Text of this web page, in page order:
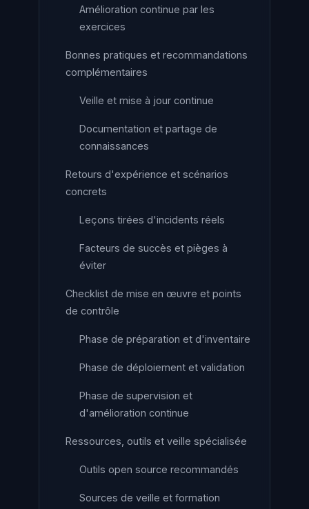
Amélioration continue par les
exercices
Bonnes pratiques et recommandations
complémentaires
Veille et mise à jour continue
Documentation et partage de
connaissances
Retours d'expérience et scénarios
concrets
Leçons tirées d'incidents réels
Facteurs de succès et pièges à
éviter
Checklist de mise en œuvre et points
de contrôle
Phase de préparation et d'inventaire
Phase de déploiement et validation
Phase de supervision et
d'amélioration continue
Ressources, outils et veille spécialisée
Outils open source recommandés
Sources de veille et formation